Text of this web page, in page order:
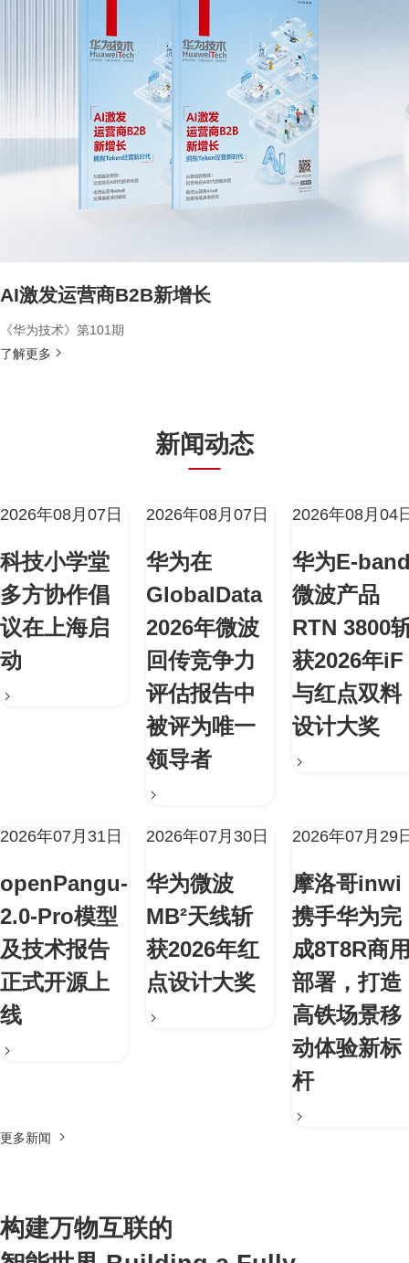
AI激发运营商B2B新增长
《华为技术》第101期
了解更多
新闻动态
2026年08月07日
科技小学堂
多方协作倡
议在上海启
动
2026年08月07日
华为在
GlobalData
2026年微波
回传竞争力
评估报告中
被评为唯一
领导者
2026年08月04
华为E-
微波产品
RTN 3800
获2026年iF
与红点双料
设计大奖
2026年07月31日
openPangu-
2.0-Pro模型
及技术报告
正式开源上
线
2026年07月30日
华为微波
MB²天线斩
获2026年红
点设计大奖
2026年07月29
摩洛哥inwi
携手华为完
成8T8R商
部署，打造
高铁场景移
动体验新标
杆
更多新闻
构建万物互联的